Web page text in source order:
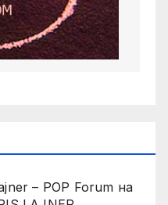
– POP Forum на